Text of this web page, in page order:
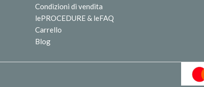
Condizioni di vendita
lePROCEDURE & leFAQ
Carrello
Blog